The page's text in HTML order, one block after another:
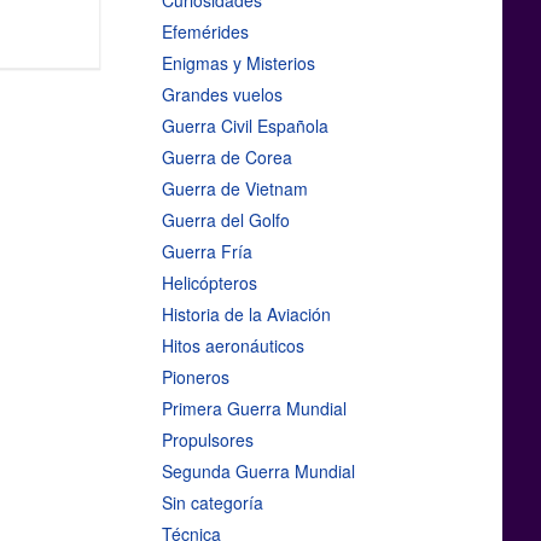
Efemérides
Enigmas y Misterios
Grandes vuelos
Guerra Civil Española
Guerra de Corea
Guerra de Vietnam
Guerra del Golfo
Guerra Fría
Helicópteros
Historia de la Aviación
Hitos aeronáuticos
Pioneros
Primera Guerra Mundial
Propulsores
Segunda Guerra Mundial
Sin categoría
Técnica